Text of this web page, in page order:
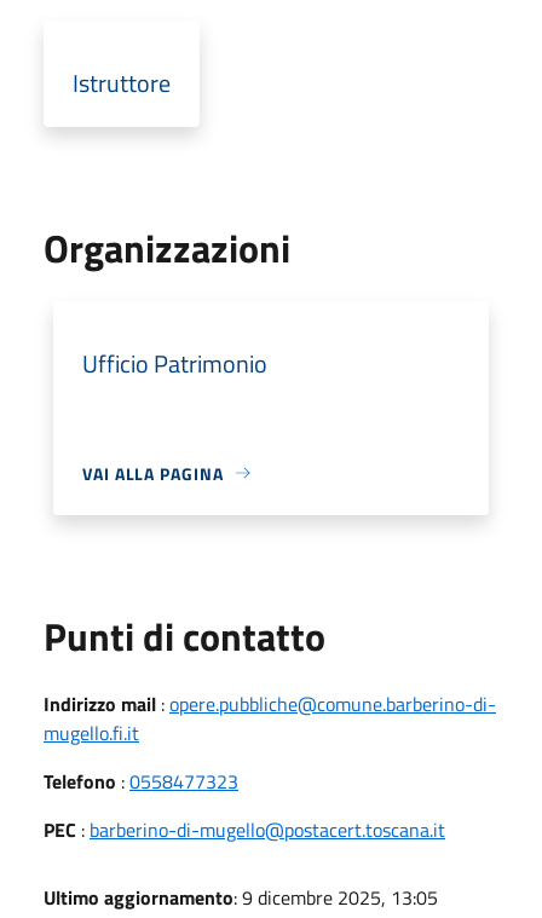
Istruttore
Organizzazioni
Ufficio Patrimonio
VAI ALLA PAGINA
Punti di contatto
Indirizzo mail :opere.pubbliche@comune.barberino-di-
mugello.fi.it
Telefono :0558477323
PEC : barberino-di-mugello@postacert.toscana.it
Ultimo aggiornamento: 9 dicembre 2025, 13:05